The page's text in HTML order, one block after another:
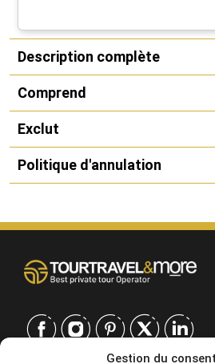
Gestion du
Description complète
Comprend
Exclut
Politique d'annulation